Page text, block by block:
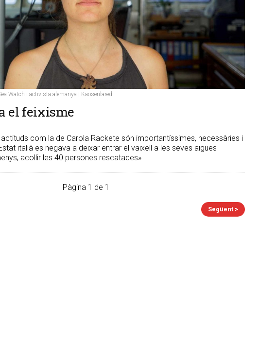
Watch i activista alemanya | Kaosenlared
el feixisme
actituds com la de Carola Rackete són importantíssimes, necessàries i
italià es negava a deixar entrar el vaixell a les seves aigües
acollir les 40 persones rescatades»
Pàgina 1 de 1
Següent >